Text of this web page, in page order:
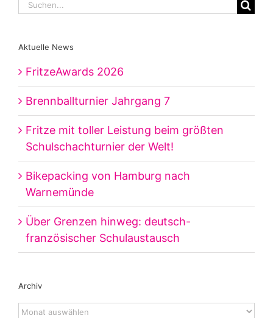
Suche
Aktuelle News
FritzeAwards 2026
Brennballturnier Jahrgang 7
Fritze mit toller Leistung beim größten
Schulschachturnier der Welt!
Bikepacking von Hamburg nach
Warnemünde
Über Grenzen hinweg: deutsch-
französischer Schulaustausch
Archiv
Archiv